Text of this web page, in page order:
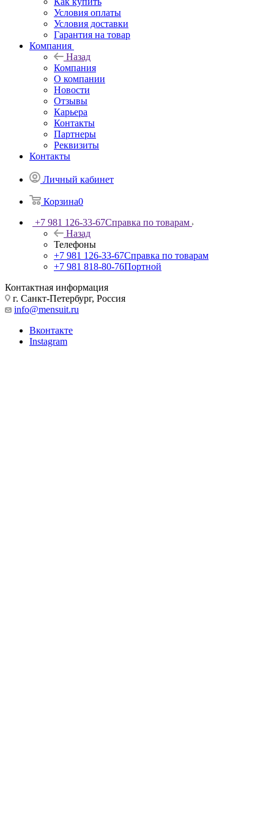
Условия оплаты
Условия доставки
Гарантия на товар
Компания
Назад
Компания
О компании
Новости
Отзывы
Карьера
Контакты
Партнеры
Реквизиты
Контакты
Личный кабинет
Корзина0
+7 981 126-33-67Справка по товарам
Назад
Телефоны
+7 981 126-33-67Справка по товарам
+7 981 818-80-76Портной
Контактная информация
г. Санкт-Петербург, Россия
info@mensuit.ru
Вконтакте
Instagram